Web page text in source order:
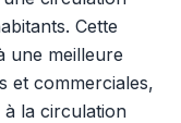
Cette
une meilleure
et commerciales,
à la circulation